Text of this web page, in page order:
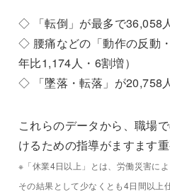
◇ 「転倒」が最多で36,058
◇ 腰痛などの「動作の反動
年比1,174人・6割増）
◇ 「墜落・転落」が20,758
これらのデータから、職場
けるための指導がますます
※「休業4日以上」とは、労働災害に
その結果として少なくとも4日間以上